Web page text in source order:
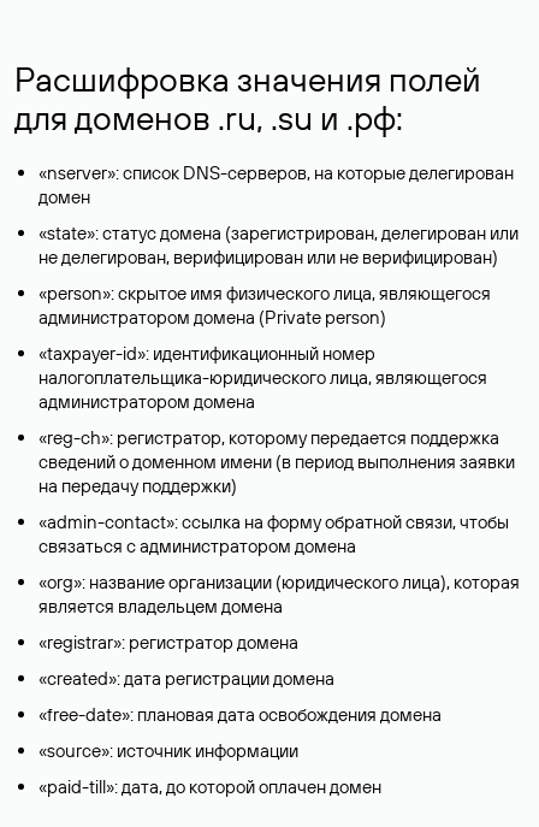
Расшифровка значения полей
для доменов .ru, .su и .рф:
«nserver»: список DNS-серверов, на которые делегирован
домен
«state»: статус домена (зарегистрирован, делегирован или
не делегирован, верифицирован или не верифицирован)
«person»: скрытое имя физического лица, являющегося
администратором домена (Privatе person)
«taxpayer-id»: идентификационный номер
налогоплательщика-юридического лица, являющегося
администратором домена
«reg-ch»: регистратор, которому передается поддержка
сведений о доменном имени (в период выполнения заявки
на передачу поддержки)
«admin-contact»: ссылка на форму обратной связи, чтобы
связаться с администратором домена
«org»: название организации (юридического лица), которая
является владельцем домена
«registrar»: регистратор домена
«created»: дата регистрации домена
«free-date»: плановая дата освобождения домена
«source»: источник информации
«paid-till»: дата, до которой оплачен домен